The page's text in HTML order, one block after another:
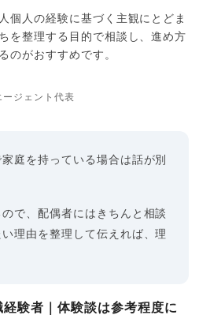
個人の経験に基づく主観にとどま
を整理する目的で相談し、進め方
のがおすすめです。
ジェント代表
庭を持っている場合は話が別
で、配偶者にはきちんと相談
理由を整理して伝えれば、理
験者｜体験談は参考程度に